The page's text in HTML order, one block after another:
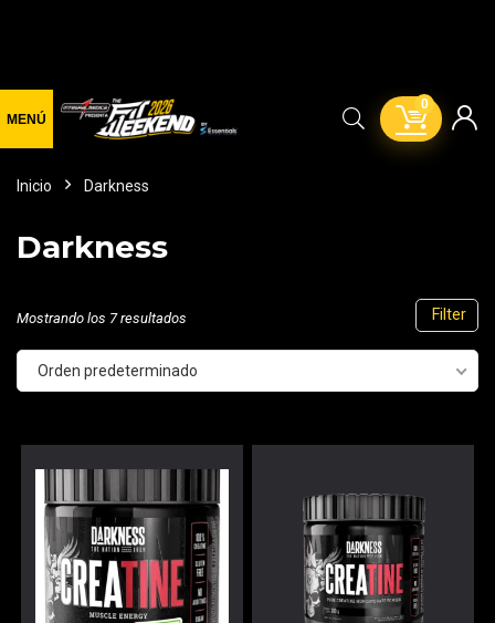
0
Inicio Darkness
Darkness
Filter
Mostrando los 7 resultados
Orden predeterminado